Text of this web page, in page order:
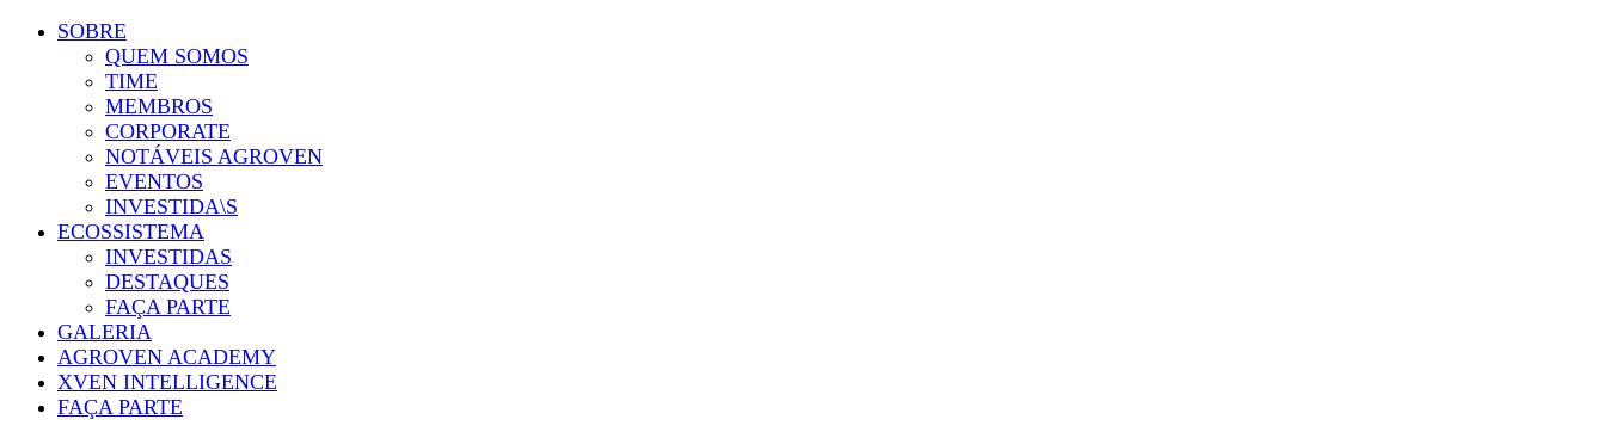
SOBRE
QUEM SOMOS
TIME
MEMBROS
CORPORATE
NOTÁVEIS AGROVEN
EVENTOS
INVESTIDA\S
ECOSSISTEMA
INVESTIDAS
DESTAQUES
FAÇA PARTE
GALERIA
AGROVEN ACADEMY
XVEN INTELLIGENCE
FAÇA PARTE